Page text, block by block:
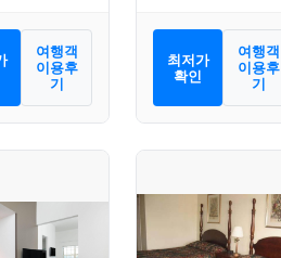
여행객
이용후
기
최저가
확인
여행객
이용후
기